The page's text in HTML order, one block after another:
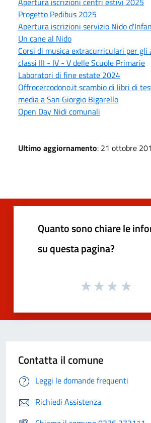
Progetto Pedibus 2025
Apertura iscrizioni servizio Nido
Un cane al Nido
Corsi di musica extracurriculari per gli
classi III - IV - V delle Scuole Primarie
Laboratori di fine estate 2024
Offrocercodono.it scambio di libri di
media a San Giorgio Bigarello
Open Day Nidi comunali
Ultimo aggiornamento: 21 ottobre
Quanto sono chiare le
su questa pagina?
Contatta il comune
Leggi le domande frequenti
Richiedi Assistenza